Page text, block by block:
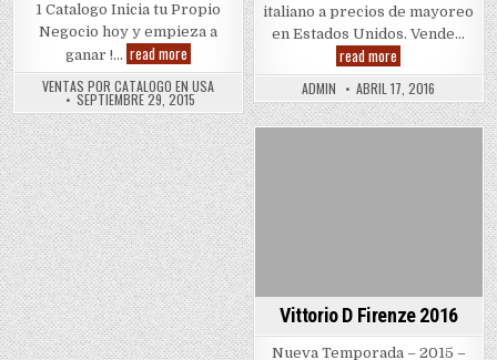
italiano a precios de mayoreo
en Estados Unidos. Vende…
read more
D
Firenze
ADMIN ABRIL 17, 2016
1 Catalogo Inicia tu Propio
Negocio hoy y empieza a
ganar !… read moreVittorio
D
Firenze
Confort
VENTAS POR CATALOGO EN USA
SEPTIEMBRE 29, 2015
Vittorio D Firenze 2016
Nueva Temporada – 2015 –